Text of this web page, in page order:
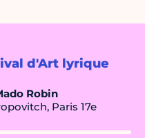
d'Art lyrique
Robin
Paris 17e